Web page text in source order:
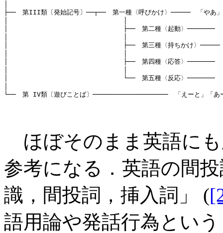
├──　第III類〔発始記号〕──┬──　第一種〈呼びかけ〉─────　「やあ
│                             ├──　第二種〈起動〉───────　「
│                             ├──　第三種〈持ちかけ〉─────　「
│                             ├──　第四種〈応答〉───────　「はい
│                             └──　第五種〈反応〉───────　「あ
ほぼそのまま英語に
参考になる．英語の間
識，間投詞，挿入詞」 (
語用論や発話行為とい